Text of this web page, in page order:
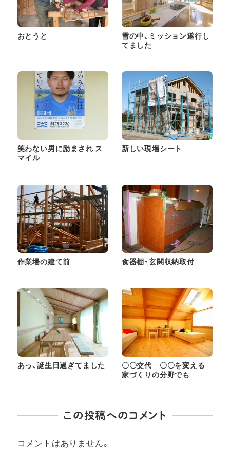
おとうと
雪の中、ミッション遂行し
てました
笑わない男に励まされ ス
マイル
新しい現場シート
作業場の建て前 食器棚・玄関収納取付
あっ、誕生日過ぎてました
〇〇交代 〇〇を変える
家づくりの分野でも
この投稿へのコメント
コメントはありません。